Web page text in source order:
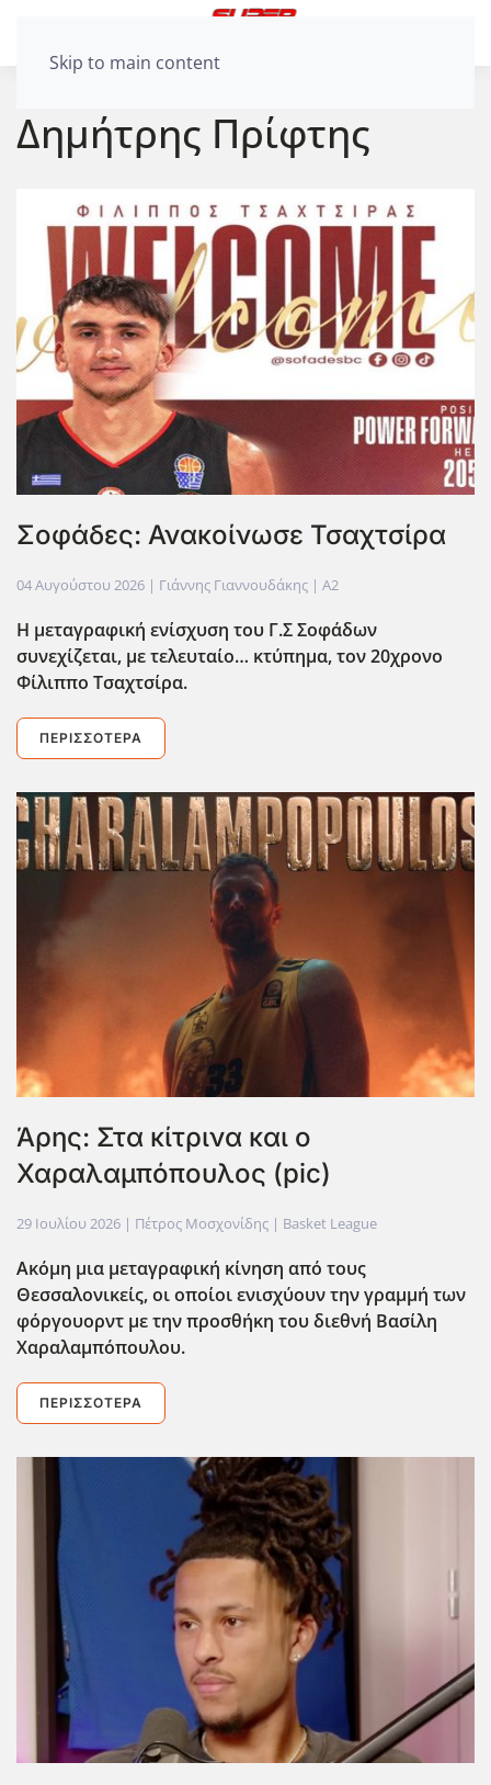
Skip to main content
Δημήτρης Πρίφτης
Σοφάδες: Ανακοίνωσε Τσαχτσίρα
04 Αυγούστου 2026 | Γιάννης Γιαννουδάκης | A2
Η μεταγραφική ενίσχυση του Γ.Σ Σοφάδων
συνεχίζεται, με τελευταίο… κτύπημα, τον 20χρονο
Φίλιππο Τσαχτσίρα.
ΠΕΡΙΣΣΌΤΕΡΑ
Άρης: Στα κίτρινα και ο
Χαραλαμπόπουλος (pic)
29 Ιουλίου 2026 | Πέτρος Μοσχονίδης | Basket League
Ακόμη μια μεταγραφική κίνηση από τους
Θεσσαλονικείς, οι οποίοι ενισχύουν την γραμμή των
φόργουορντ με την προσθήκη του διεθνή Βασίλη
Χαραλαμπόπουλου.
ΠΕΡΙΣΣΌΤΕΡΑ